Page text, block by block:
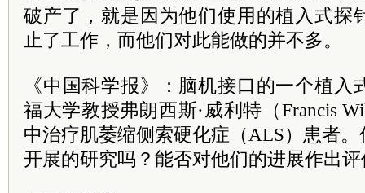
破产了，就是因为他们使用的植入式探
止了工作，而他们对此能做的并不多。
《中国科学报》：脑机接口的一个植
福大学教授弗朗西斯·威利特（Francis
中治疗肌萎缩侧索硬化症（ALS）患者
开展的研究吗？能否对他们的进展作出评